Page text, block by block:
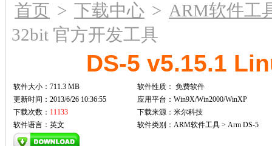
首页 > 下载中心 > ARM软件工
32bit 官方开发工具
DS-5 v5.15.1
软件大小：711.3 MB 软件性质： 免费软件
更新时间：2013/6/26 10:36:55
应用平台：Win9X/Win2000/WinXP
下载次数： 11133
下载来源：米尔科技
软件语言：英文
软件类别：ARM软件工具 > Arm DS-5